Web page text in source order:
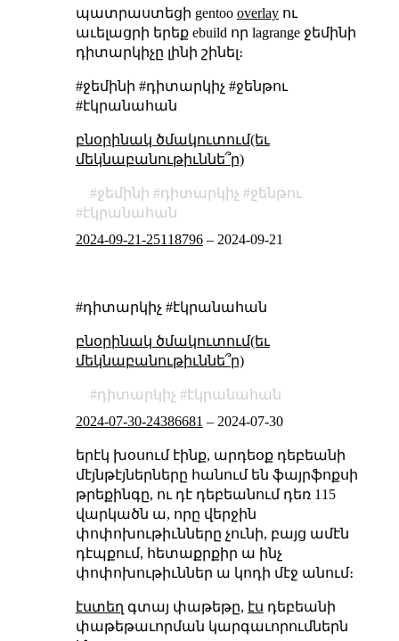
պատրաստեցի gentoo overlayու
աւելացրի երեք ebuild որ lagrange ջեմինի
դիտարկիչը լինի շինել։
#ջեմինի #դիտարկիչ #ջենթու
#էկրանահան
բնօրինակ ծմակուտում(եւ
մեկնաբանութիւննե՞ր)
ջեմինի դիտարկիչ
ջենթու
էկրանահան
2024-09-21-25118796– 2024-09-21
#դիտարկիչ #էկրանահան
բնօրինակ ծմակուտում(եւ
մեկնաբանութիւննե՞ր)
դիտարկիչ
էկրանահան
2024-07-30-24386681 – 2024-07-30
երէկ խօսում էինք, արդեօք դեբեանի
մէյնթէյներները հանում են ֆայրֆոքսի
թրեքինգը, ու դէ դեբեանում դեռ 115
վարկածն ա, որը վերջին
փոփոխութիւնները չունի, բայց ամէն
դէպքում, հետաքրքիր ա ինչ
փոփոխութիւններ ա կոդի մէջ անում։
էստեղ գտայ փաթեթը, էս դեբեանի
փաթեթաւորման կարգաւորումներն